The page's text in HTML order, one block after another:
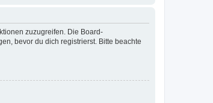
zuzugreifen. Die Board-
bevor du dich registrierst. Bitte beachte